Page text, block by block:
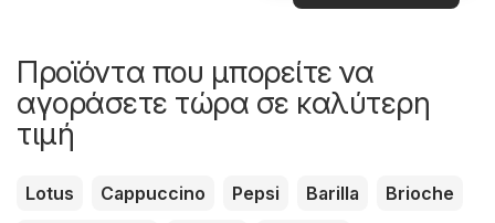
Προϊόντα που μπορείτε να
αγοράσετε τώρα σε καλύτερη
τιμή
Lotus Cappuccino Pepsi Barilla
Brioche